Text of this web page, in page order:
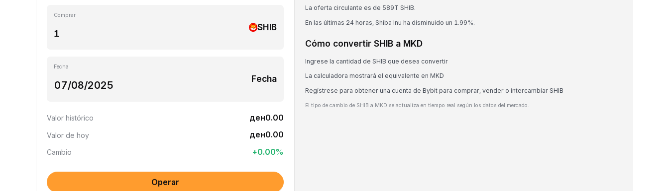
Comprar
SHIB
Fecha
Fecha
Valor histórico ден0.00
Valor de hoy ден0.00
Cambio +0.00%
Operar
La oferta circulante es de 589T SHIB.
En las últimas 24 horas, Shiba Inu ha disminuido un 1.99%.
Cómo convertir SHIB a MKD
Ingrese la cantidad de SHIB que desea convertir
La calculadora mostrará el equivalente en MKD
Regístrese para obtener una cuenta de Bybit para comprar, vender o intercambiar SHIB
El tipo de cambio de SHIB a MKD se actualiza en tiempo real según los datos del mercado.